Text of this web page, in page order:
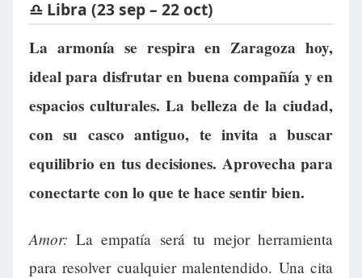
♎ Libra (23 sep – 22 oct)
La armonía se respira en Zaragoza hoy,
ideal para disfrutar en buena compañía y en
espacios culturales. La belleza de la ciudad,
con su casco antiguo, te invita a buscar
equilibrio en tus decisiones. Aprovecha para
conectarte con lo que te hace sentir bien.
Amor: La empatía será tu mejor herramienta
para resolver cualquier malentendido. Una cita